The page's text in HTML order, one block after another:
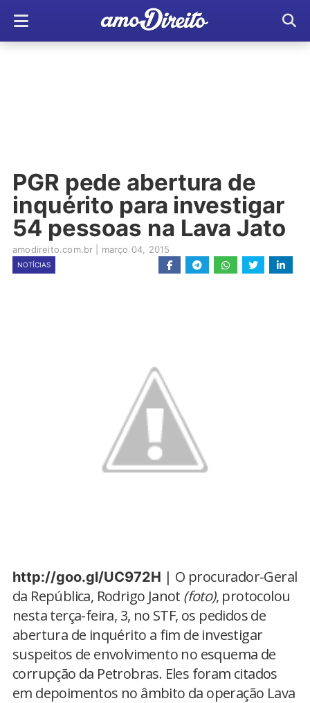
PGR pede abertura de
inquérito para investigar
54 pessoas na Lava Jato
amodireito.com.br março 04, 2015
NOTÍCIAS
http://goo.gl/UC972H | O procurador-Geral
da República, Rodrigo Janot (foto), protocolou
nesta terça-feira, 3, no STF, os pedidos de
abertura de inquérito a fim de investigar
suspeitos de envolvimento no esquema de
corrupção da Petrobras. Eles foram citados
em depoimentos no âmbito da operação Lava